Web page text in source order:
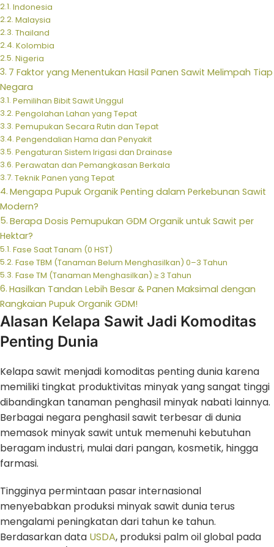
Indonesia
Malaysia
Thailand
Kolombia
Nigeria
7 Faktor yang Menentukan Hasil Panen Sawit Melimpah Tiap
Negara
Pemilihan Bibit Sawit Unggul
Pengolahan Lahan yang Tepat
Pemupukan Secara Rutin dan Tepat
Pengendalian Hama dan Penyakit
Pengaturan Sistem Irigasi dan Drainase
Perawatan dan Pemangkasan Berkala
Teknik Panen yang Tepat
Mengapa Pupuk Organik Penting dalam Perkebunan Sawit
Modern?
Berapa Dosis Pemupukan GDM Organik untuk Sawit per
Hektar?
Fase Saat Tanam (0 HST)
Fase TBM (Tanaman Belum Menghasilkan) 0–3 Tahun
Fase TM (Tanaman Menghasilkan) ≥ 3 Tahun
Hasilkan Tandan Lebih Besar & Panen Maksimal dengan
Rangkaian Pupuk Organik GDM!
Alasan Kelapa Sawit Jadi Komoditas
Penting Dunia
Kelapa sawit menjadi komoditas penting dunia karena
memiliki tingkat produktivitas minyak yang sangat tinggi
dibandingkan tanaman penghasil minyak nabati lainnya.
Berbagai negara penghasil sawit terbesar di dunia
memasok minyak sawit untuk memenuhi kebutuhan
beragam industri, mulai dari pangan, kosmetik, hingga
farmasi.
Tingginya permintaan pasar internasional
menyebabkan produksi minyak sawit dunia terus
mengalami peningkatan dari tahun ke tahun.
Berdasarkan data USDA, produksi palm oil global pada